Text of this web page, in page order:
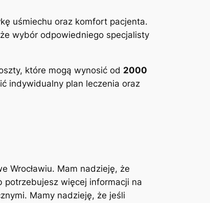
uśmiechu oraz komfort pacjenta.
wybór odpowiedniego specjalisty
które mogą wynosić ⁤od 2000
indywidualny⁣ plan leczenia oraz
Wrocławiu.⁤ Mam nadzieję, że
potrzebujesz więcej informacji na
Mamy nadzieję,⁤ że jeśli‌